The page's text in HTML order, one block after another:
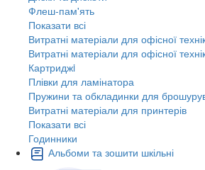
Флеш-пам'ять
Показати всі
Витратні матеріали для офісної
Витратні матеріали для офісної
Картриджi
Плівки для ламінатора
Пружини та обкладинки для
Витратні матеріали для принтерів
Показати всі
Годинники
Альбоми та зошити шкільні